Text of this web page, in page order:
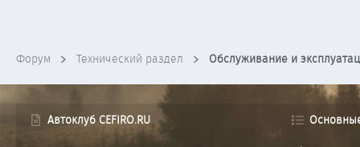
Форум Технический раздел Обслуживание и
Автоклуб CEFIRO.RU